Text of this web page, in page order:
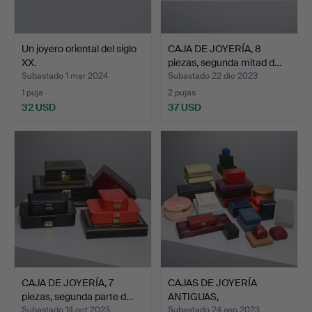
Un joyero oriental del siglo
XX.
Subastado 1 mar 2024
1 puja
32 USD
CAJA DE JOYERÍA, 8
piezas, segunda mitad d…
Subastado 22 dic 2023
2 pujas
37 USD
CAJA DE JOYERÍA, 7
piezas, segunda parte d…
CAJAS DE JOYERÍA
ANTIGUAS,